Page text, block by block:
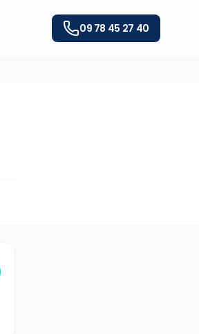
09 78 45 27 40